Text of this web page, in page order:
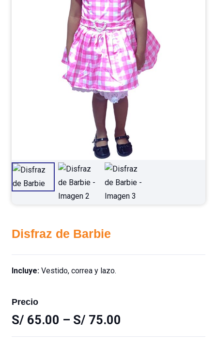
Disfraz de Barbie
Incluye: Vestido, correa y lazo.
Precio
S/ 65.00 – S/ 75.00